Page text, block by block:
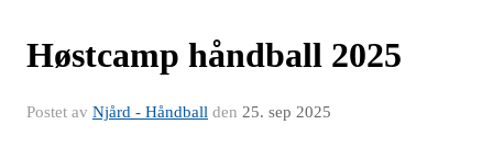
Høstcamp håndball 2025
Postet av Njård - Håndball den 25. sep 2025